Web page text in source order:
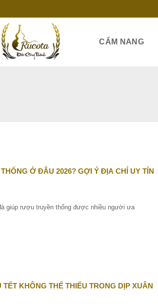
CẨM NANG
Ở ĐÂU 2026? GỢI Ý ĐỊA CHỈ UY TÍN
giúp rượu truyền thống được nhiều người ưa
KHÔNG THỂ THIẾU TRONG DỊP XUÂN